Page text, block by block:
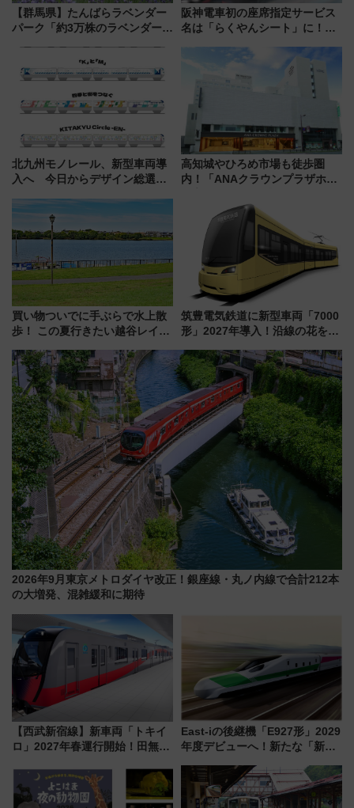
【群馬県】たんばらラベンダー
パーク「約3万株のラベンダー」
で都心から約1時間半で夏の絶景
を！
阪神電車初の座席指定サービス
名は「らくやんシート」に！新
を快適移動
北九州モノレール、新型車両導
入へ 今日からデザイン総選挙
高知城やひろめ市場も徒歩圏
内！「ANAクラウンプラザホテ
買い物ついでに手ぶらで水上散
歩！ この夏行きたい越谷レイク
ア「LAKESIDE PARK」（埼玉
県越谷市）
筑豊電気鉄道に新型車両「7000
形」2027年導入！沿線の花をイ
内は落ち着いたゆとりある空間
に
2026年9月東京メトロダイヤ改正！銀座線・丸ノ内線で合計212本
の大増発、混雑緩和に期待
【西武新宿線】新車両「トキイ
ロ」2027年春運行開始！田無・
「第2弾」も
East-iの後継機「E927形」2029
年度デビューへ！新たな「新幹
説【JR東日本】